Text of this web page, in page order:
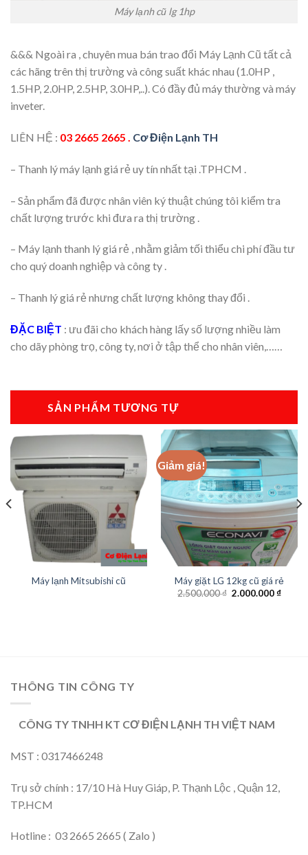
Máy lạnh cũ lg 1hp
&&& Ngoài ra , chuyên mua bán trao đổi Máy Lạnh Cũ tất cả
các hãng trên thị trường và công suất khác nhau (1.0HP ,
1.5HP, 2.0HP, 2.5HP, 3.0HP,..). Có đầy đủ máy thường và máy
inveter.
LIÊN HỆ : 03 2665 2665 . Cơ Điện Lạnh TH
– Thanh lý máy lạnh giá rẻ uy tín nhất tại .TPHCM .
– Sản phẩm đã được nhân viên ký thuật chúng tôi kiểm tra
chất lượng trước khi đưa ra thị trường .
– Máy lạnh thanh lý giá rẻ , nhằm giảm tối thiểu chi phí đầu tư
cho quý doanh nghiệp và công ty .
– Thanh lý giá rẻ nhưng chất lượng không thay đổi .
ĐẶC BIỆT : ưu đãi cho khách hàng lấy số lượng nhiều làm
cho dãy phòng trọ, công ty, nơi ở tập thể cho nhân viên,……
SẢN PHẨM TƯƠNG TỰ
Máy lạnh Mitsubishi cũ
Giảm giá!
Máy giặt LG 12kg cũ giá rẻ
2.500.000₫ Giá
2.000.000₫Giá
THÔNG TIN CÔNG TY
CÔNG TY TNHH KT CƠ ĐIỆN LẠNH TH VIỆT NAM
MST : 0317466248
Trụ sở chính : 17/10 Hà Huy Giáp, P. Thạnh Lộc , Quận 12,
TP.HCM
Hotline : 03 2665 2665 ( Zalo )